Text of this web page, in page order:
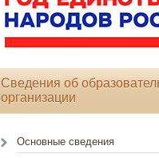
Сведения об
организации
Основные сведения